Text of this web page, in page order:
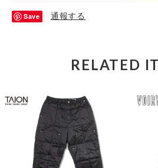
Save 通報する
RELATED